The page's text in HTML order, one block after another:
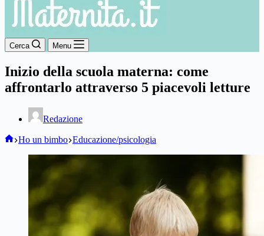
Cerca Menu
Inizio della scuola materna: come
affrontarlo attraverso 5 piacevoli letture
Redazione
Home
Ho un bimbo Educazione/psicologia